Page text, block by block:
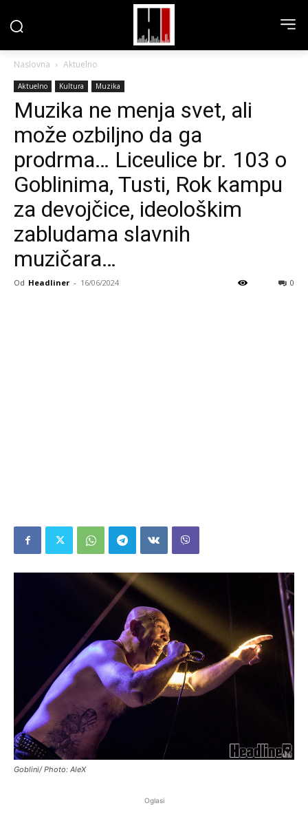
Naslovna Aktuelno
Aktuelno Kultura Muzika
Muzika ne menja svet, ali
može ozbiljno da ga
prodrma… Liceulice br. 103 o
Goblinima, Tusti, Rok kampu
za devojčice, ideološkim
zabludama slavnih
muzičara…
Od Headliner - 16/06/2024 0
Goblini/ Photo: AleX
Oglasi